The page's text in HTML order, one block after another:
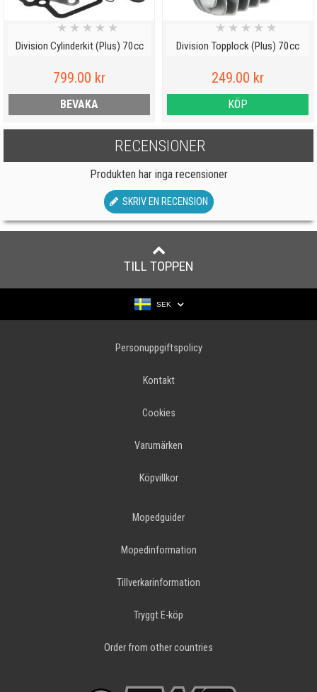
Division Cylinderkit (Plus) 70cc
★ ★ ★ ★ ★
799.00 kr
BEVAKA
Division Topplock (Plus) 70cc
★ ★ ★ ★ ★
249.00 kr
KÖP
RECENSIONER
Produkten har inga recensioner
SKRIV EN RECENSION
TILL TOPPEN
SEK
Personuppgiftspolicy
Kontakt
Cookies
Varumärken
Köpvillkor
Mopedguider
Mopedinformation
Tillverkarinformation
Tryggt E-köp
Order from other countries